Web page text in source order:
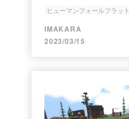
ヒューマンフォールフラット
レッドロック
IMAKARA
2023/03/15